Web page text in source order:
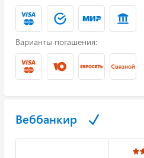
Варианты погашения:
Веббанкир